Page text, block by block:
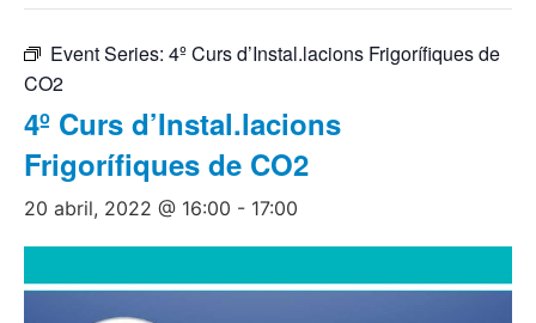
Event Series: 4º Curs d’Instal.lacions Frigorífiques de
CO2
4º Curs d’Instal.lacions
Frigorífiques de CO2
20 abril, 2022 @ 16:00 - 17:00